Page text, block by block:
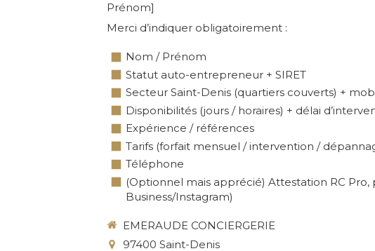
Prénom]
Merci d’indiquer obligatoirement :
Nom / Prénom
Statut auto-entrepreneur + SIRET
Secteur Saint-Denis (quartiers couverts) +
Disponibilités (jours / horaires) + délai
Expérience / références
Tarifs (forfait mensuel / intervention /
Téléphone
(Optionnel mais apprécié) Attestation RC
Business/Instagram)
EMERAUDE CONCIERGERIE
97400 Saint-Denis